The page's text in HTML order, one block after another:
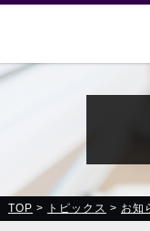
クラブ藍(あい)、クラ
お越しをお待ちして
TOP > トピックス > お知